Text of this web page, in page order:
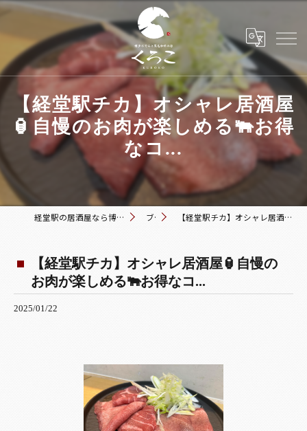
【経堂駅チカ】オシャレ居酒屋
🏮自慢のお肉が楽しめる🐃お得
なコ...
経堂駅の居酒屋なら博多おでんと黒毛和牛の店 くろこ ブログ 【経堂駅チカ】オシャレ居酒屋🏮自慢のお肉が楽しめる🐃お得なコ...
【経堂駅チカ】オシャレ居酒屋🏮自慢の
お肉が楽しめる🐃お得なコ...
2025/01/22